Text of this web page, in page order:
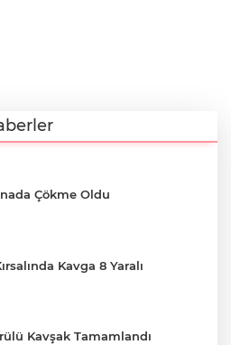
Çökme Oldu
Kavga 8 Yaralı
Kavşak Tamamlandı